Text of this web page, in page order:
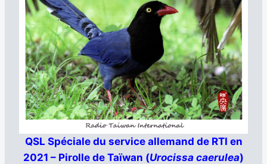
QSL Spéciale du service allemand de RTI en
2021 – Pirolle de Taïwan (Urocissa caerulea)